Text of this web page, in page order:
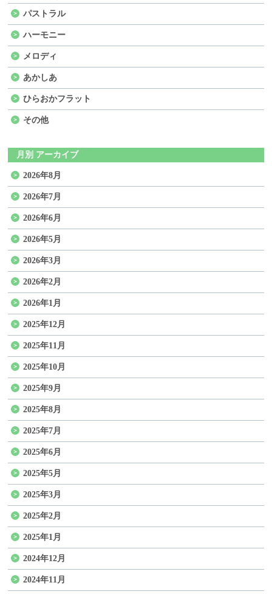
パストラル
ハーモニー
メロディ
あかしあ
ひらおかフラット
その他
月別 アーカイブ
2026年8月
2026年7月
2026年6月
2026年5月
2026年3月
2026年2月
2026年1月
2025年12月
2025年11月
2025年10月
2025年9月
2025年8月
2025年7月
2025年6月
2025年5月
2025年3月
2025年2月
2025年1月
2024年12月
2024年11月